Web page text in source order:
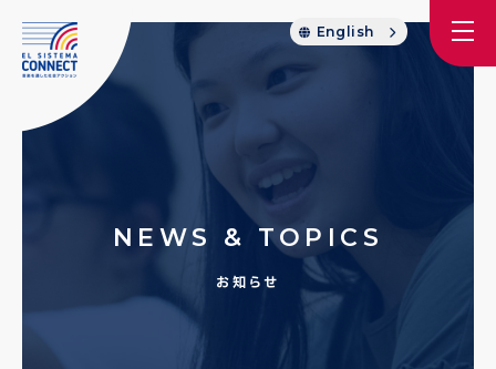
English
NEWS & TOPICS
お知らせ